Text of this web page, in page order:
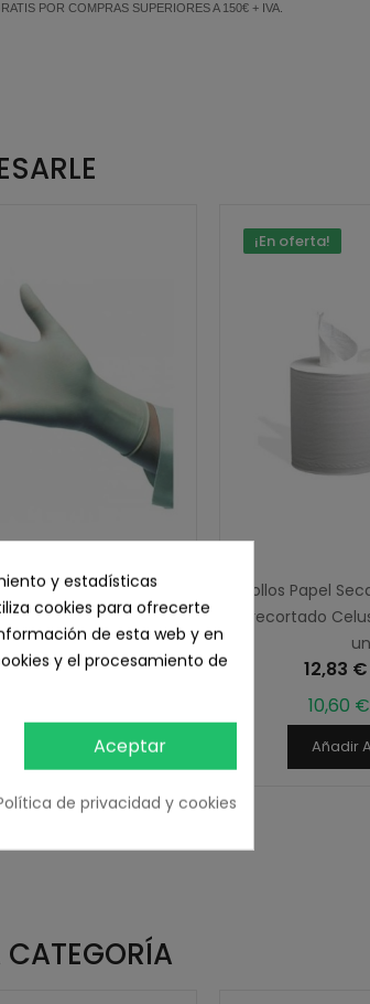
POR COMPRAS SUPERIORES A 150€ + IVA.
Látex Estériles, Caja
50 pares.
€ IVA inc.
€ sin IVA
Opción
¡En oferta!
Rollos Papel
precortado
12,83
10,60
Añadir
y estadísticas
cookies para ofrecerte
de esta web y en
y el procesamiento de
Aceptar
de privacidad y cookies